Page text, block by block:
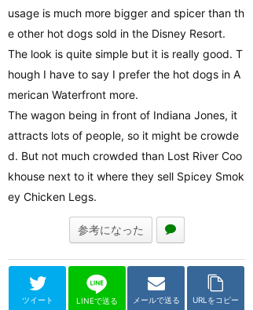
usage is much more bigger and spicer than th
e other hot dogs sold in the Disney Resort.
The look is quite simple but it is really good. T
hough I have to say I prefer the hot dogs in A
merican Waterfront more.
The wagon being in front of Indiana Jones, it
attracts lots of people, so it might be crowde
d. But not much crowded than Lost River Coo
khouse next to it where they sell Spicey Smok
ey Chicken Legs.
参考になった
ツイート LINEで送る メールで送る URLをコピー